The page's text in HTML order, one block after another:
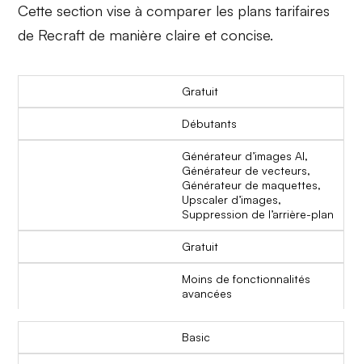
Cette section vise à comparer les plans tarifaires
de Recraft de manière claire et concise.
Gratuit
Débutants
Générateur d’images AI,
Générateur de vecteurs,
Générateur de maquettes,
Upscaler d’images,
Suppression de l’arrière-plan
Gratuit
Moins de fonctionnalités
avancées
Basic